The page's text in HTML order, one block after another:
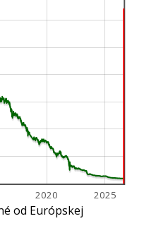
2020 2025
od Európskej